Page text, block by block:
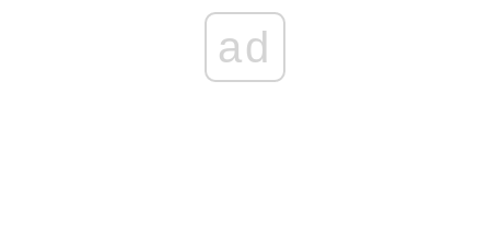
ad